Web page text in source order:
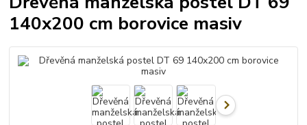
140x200 cm borovice masiv